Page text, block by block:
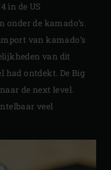
in de US
onder de kamado’s.
van kamado’s
van dit
ontdekt. De Big
de next level.
veel